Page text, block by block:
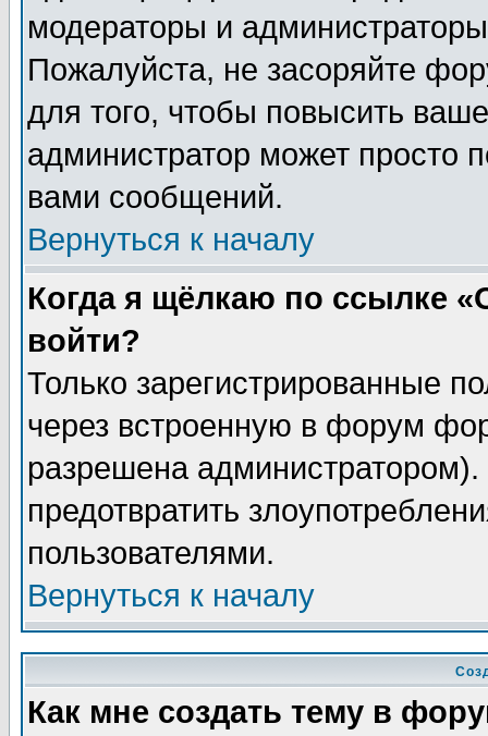
модераторы и
Пожалуйста, не засоряйте
для того, чтобы повысить
администратор может просто
вами сообщений.
Вернуться к началу
Когда я щёлкаю по ссылке
войти?
Только зарегистрированные
через встроенную в форум
разрешена
предотвратить
пользователями.
Вернуться к началу
Как мне создать тему в